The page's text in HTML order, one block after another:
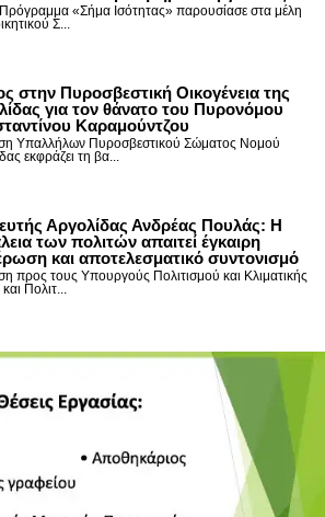
«Σήμα Ισότητας» παρουσίασε στα μέλη
Σ...
στην Πυροσβεστική Οικογένεια της
για τον θάνατο του Πυρονόμου
Καραμούντζου
Υπαλλήλων Πυροσβεστικού Σώματος Νομού
εκφράζει τη βα...
Αργολίδας Ανδρέας Πουλάς: Η
των πολιτών απαιτεί έγκαιρη
και αποτελεσματικό συντονισμό
προς τους Υπουργούς Πολιτισμού και Κλιματικής
Πολιτ...